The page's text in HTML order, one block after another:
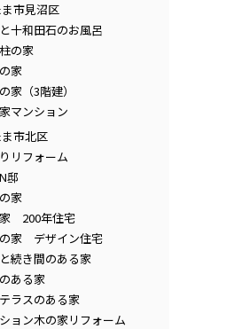
市見沼区
十和田石のお風呂
の家
家
家（3階建）
マンション
市北区
リフォーム
邸
家
200年住宅
家 デザイン住宅
続き間のある家
ある家
ラスのある家
ョン木の家リフォーム